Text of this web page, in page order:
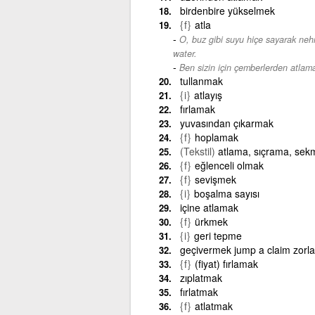
birdenbire yükselmek
{f} atla
O, buz gibi suyu hiçe sayarak
water.
Ben sizin için çemberlerden
tullanmak
{i} atlayış
fırlamak
yuvasından çıkarmak
{f} hoplamak
(Tekstil) atlama, sıçrama,
{f} eğlenceli olmak
{f} sevişmek
{i} boşalma sayısı
içine atlamak
{f} ürkmek
{i} geri tepme
geçivermek jump a claim
{f} (fiyat) fırlamak
zıplatmak
fırlatmak
{f} atlatmak